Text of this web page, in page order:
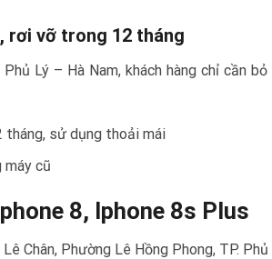
rơi vỡ trong 12 tháng
Lý – Hà Nam, khách hàng chỉ cần
tháng, sử dụng thoải mái
máy cũ
8, Iphone 8s Plus
Chân, Phường Lê Hồng Phong, TP. Phủ